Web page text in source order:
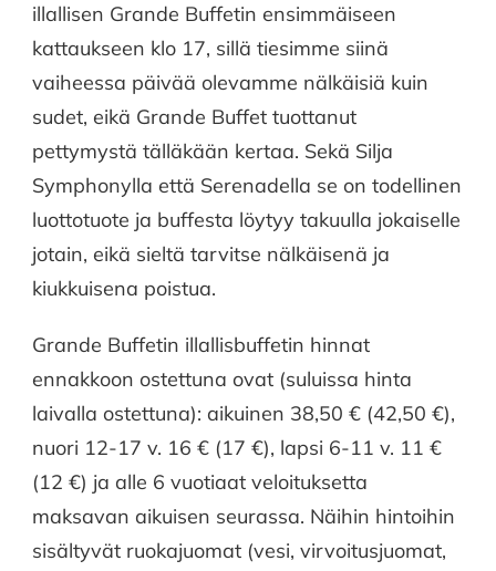
illallisen Grande Buffetin ensimmäiseen
kattaukseen klo 17, sillä tiesimme siinä
vaiheessa päivää olevamme nälkäisiä kuin
sudet, eikä Grande Buffet tuottanut
pettymystä tälläkään kertaa. Sekä Silja
Symphonylla että Serenadella se on todellinen
luottotuote ja buffesta löytyy takuulla jokaiselle
jotain, eikä sieltä tarvitse nälkäisenä ja
kiukkuisena poistua.
Grande Buffetin illallisbuffetin hinnat
ennakkoon ostettuna ovat (suluissa hinta
laivalla ostettuna): aikuinen 38,50 € (42,50 €),
nuori 12-17 v. 16 € (17 €), lapsi 6-11 v. 11 €
(12 €) ja alle 6 vuotiaat veloituksetta
maksavan aikuisen seurassa. Näihin hintoihin
sisältyvät ruokajuomat (vesi, virvoitusjuomat,